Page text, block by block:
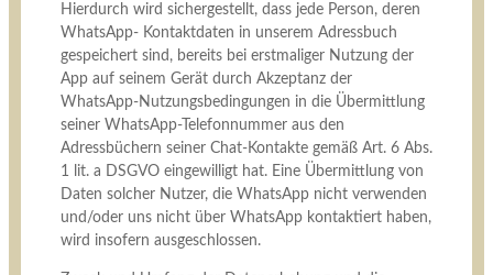
Hierdurch wird sichergestellt, dass jede Person, deren
WhatsApp- Kontaktdaten in unserem Adressbuch
gespeichert sind, bereits bei erstmaliger Nutzung der
App auf seinem Gerät durch Akzeptanz der
WhatsApp-Nutzungsbedingungen in die Übermittlung
seiner WhatsApp-Telefonnummer aus den
Adressbüchern seiner Chat-Kontakte gemäß Art. 6 Abs.
1 lit. a DSGVO eingewilligt hat. Eine Übermittlung von
Daten solcher Nutzer, die WhatsApp nicht verwenden
und/oder uns nicht über WhatsApp kontaktiert haben,
wird insofern ausgeschlossen.